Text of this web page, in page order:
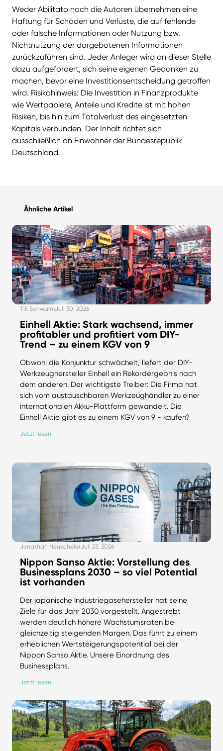
Weder Abilitato noch die Autoren übernehmen eine
Haftung für Schäden und Verluste, die auf fehlende
oder falsche Informationen oder Nutzung bzw.
Nichtnutzung der dargebotenen Informationen
zurückzuführen sind. Jeder Anleger wird an dieser Stelle
dazu aufgefordert, sich seine eigenen Gedanken zu
machen, bevor eine Investitionsentscheidung getroffen
wird. Risikohinweis: Die Investition in Finanzprodukte
wie Wertpapiere, Anteile und Kredite ist mit hohen
Risiken, bis hin zum Totalverlust des eingesetzten
Kapitals verbunden. Der Inhalt richtet sich
ausschließlich an Einwohner der Bundesrepublik
Deutschland.
Ähnliche Artikel
Till SchwalmJuli 30, 2026
Einhell Aktie: Stark wachsend, immer
profitabler und profitiert vom DIY-
Trend – zu einem KGV von 9
Obwohl die Konjunktur schwächelt, liefert der DIY-
Werkzeughersteller Einhell ein Rekordergebnis nach
dem anderen. Der wichtigste Treiber: Die Firma hat
sich vom austauschbaren Werkzeughändler zu einer
internationalen Akku-Plattform gewandelt. Die
Einhell Aktie gibt es zu einem KGV von 9 - kaufen?
Jetzt lesen
Jonathan NeuschelerJuli 23, 2026
Nippon Sanso Aktie: Vorstellung des
Businessplans 2030 – so viel Potential
ist vorhanden
Der japanische Industriegasehersteller hat seine
Ziele für das Jahr 2030 vorgestellt. Angestrebt
werden deutlich höhere Wachstumsraten bei
gleichzeitig steigenden Margen. Das führt zu einem
erheblichen Wertsteigerungspotential bei der
Nippon Sanso Aktie. Unsere Einordnung des
Businessplans.
Jetzt lesen